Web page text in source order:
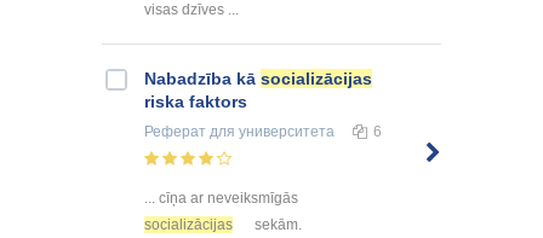
visas dzīves ...
Nabadzība kā socializācijas
riska faktors
Реферат для университета 6
... cīņa ar neveiksmīgās
socializācijas
sekām.